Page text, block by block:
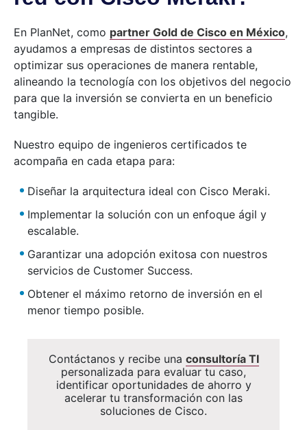
En PlanNet, como partner Gold de Cisco en México,
ayudamos a empresas de distintos sectores a
optimizar sus operaciones de manera rentable,
alineando la tecnología con los objetivos del negocio
para que la inversión se convierta en un beneficio
tangible.
Nuestro equipo de ingenieros certificados te
acompaña en cada etapa para:
Diseñar la arquitectura ideal con Cisco Meraki.
Implementar la solución con un enfoque ágil y
escalable.
Garantizar una adopción exitosa con nuestros
servicios de Customer Success.
Obtener el máximo retorno de inversión en el
menor tiempo posible.
Contáctanos y recibe una consultoría TI
personalizada para evaluar tu caso,
identificar oportunidades de ahorro y
acelerar tu transformación con las
soluciones de Cisco.